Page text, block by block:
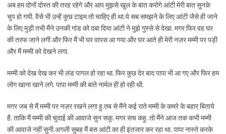
अब हम दोनों दोस्त की तरह रहेगे और आप मुझसे खुल के बात करोगे आंटी मेरी बात सुनके
चुप हो गयी. वैसे भी उन्हें कुछ टाइम तो चाहिए ही था.ये सब समझने के लिए आंटी जैसे ही जाने
के लिए मुड़ी तभी मैंने उनकी गांड को दबा दिया आंटी ने मुझे गुस्से से देखा. मगर फिर वह घर
की तरफ जाने लगी और फिर मैं भी घर वापस आ गया और घर आते ही मेरी नज़र मम्मी पर पड़ी
और मैं मम्मी को देखने लगा.
मम्मी को देख देख कर भी लंड पागल हो रहा था. फिर कुछ देर बाद पापा भी आ गए और फिर हम
लोग खाना खाने लगे. पापा मम्मी की बाते नार्मल ही हो रही थी.
मगर जब से मैं मम्मी पर नज़र रखने लगा हु.तब से मैंने कई राते मम्मी के कमरे के बहार बिताये
है. ताकि मैं मम्मी की चुदाई की आवाजे सुन सकू. मगर सच कहु. तो मैंने आज तक कभी मम्मी
की आवाजे नहीं सुनी.अगली सुबह मैं बस आंटी का ही इंतजार कर रहा था. पापा नास्ते करके